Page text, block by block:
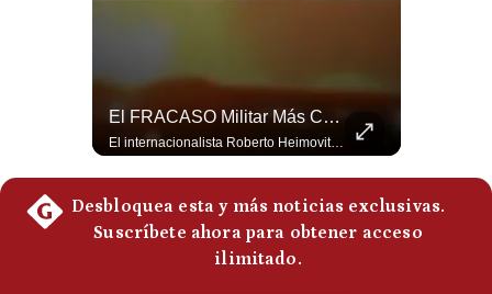
El FRACASO Militar Más Caro De Medio Oriente | #radar24
El internacionalista Roberto Heimovits señaló que Arabia Saudita posee armamento avanzado comprado por decenas de miles de millones de dólares. Sin embargo, recuerda que combatió durante siete años contra los hutíes sin conseguir derrotarlos, pese a la enorme diferencia de poder militar. #ArabiaSaudita #Hutíes #RobertoHeimovits #Geopolítica #Guerra #NoticiasInternacionales #Shorts 👉 Suscríbete y activa la campana para no perderte nuestro análisis diario. 🌎 Síguenos en nuestras redes sociales: 📌 Web oficial: https://gestion.pe/mundo/ 📌 LinkedIn: http://bit.ly/3HYIET0 📌 X (Twitter): http://bit.ly/4noZtX9 📌 TikTok: http://bit.ly/4evB6TO